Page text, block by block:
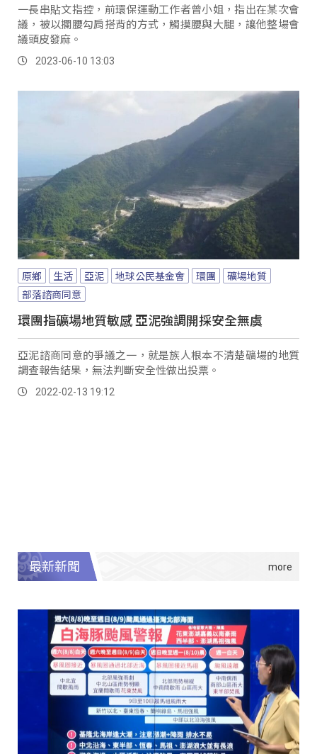
一長串貼文指控，前環保運動工作者曾小姐，指出在某次會
議，被以攔腰勾肩搭背的方式，觸摸腰與大腿，讓他整場會
議頭皮發麻。
2023-06-10 13:03
原鄉 生活 亞泥 地球公民基金會 環團
礦場地質
部落諮商同意
環團指礦場地質敏感 亞泥強調開採安全無虞
亞泥諮商同意的爭議之一，就是族人根本不清楚礦場的地質
調查報告結果，無法判斷安全性做出投票。
2022-02-13 19:12
最新新聞